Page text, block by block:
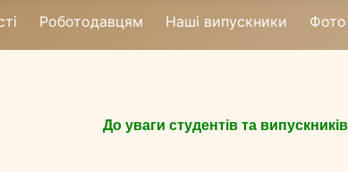
Роботодавцям Наші випускники Фото
До уваги студентів та